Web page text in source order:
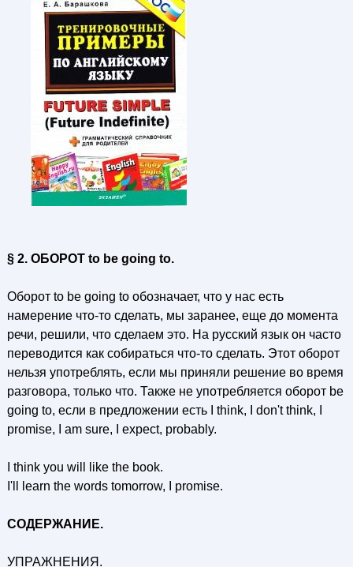
§ 2. ОБОРОТ to be going to.
Оборот to be going to обозначает, что у нас есть
намерение что-то сделать, мы заранее, еще до момента
речи, решили, что сделаем это. На русский язык он часто
переводится как собираться что-то сделать. Этот оборот
нельзя употреблять, если мы приняли решение во время
разговора, только что. Также не употребляется оборот be
going to, если в предложении есть I think, I don't think, I
promise, I am sure, I expect, probably.
I think you will like the book.
I'll learn the words tomorrow, I promise.
СОДЕРЖАНИЕ.
УПРАЖНЕНИЯ.